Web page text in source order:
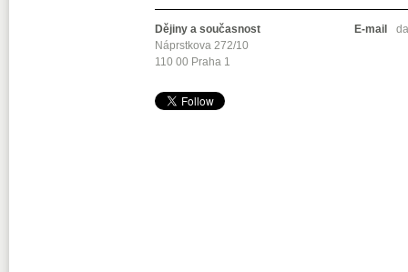
Dějiny a současnost
Náprstkova 272/10
110 00 Praha 1
E-mail